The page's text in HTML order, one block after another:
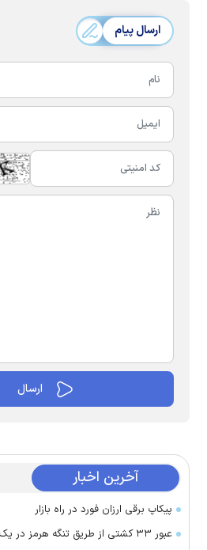
ارسال پیام
آخرین اخبار
پیکاپ برقی ارزان فورد در راه بازار
عبور ۳۳ کشتی از طریق تنگه هرمز در یک هفته